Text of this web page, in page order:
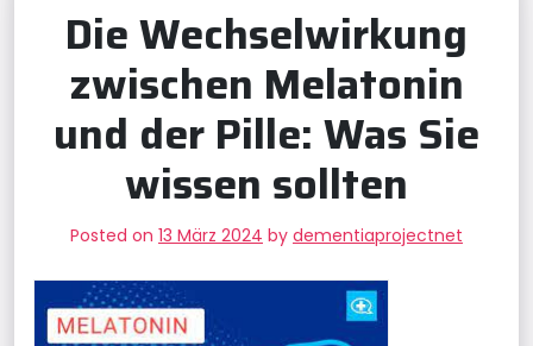
Die Wechselwirkung
zwischen Melatonin
und der Pille: Was Sie
wissen sollten
Posted on 13 März 2024 by dementiaprojectnet